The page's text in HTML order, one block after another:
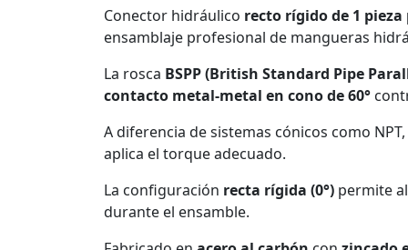
Conector hidráulico recto rígido de 1
ensamblaje profesional de mangueras
La rosca BSPP (British Standard Pipe
contacto metal-metal en cono de 60°
A diferencia de sistemas cónicos como
aplica el torque adecuado.
La configuración recta rígida (0°) permite
durante el ensamble.